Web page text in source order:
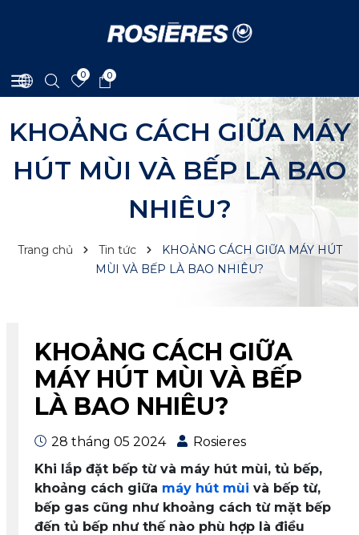
0 0
KHOẢNG CÁCH GIỮA MÁY
HÚT MÙI VÀ BẾP LÀ BAO
NHIÊU?
Trang chủ Tin tức
KHOẢNG CÁCH GIỮA MÁY HÚT
MÙI VÀ BẾP LÀ BAO NHIÊU?
KHOẢNG CÁCH GIỮA
MÁY HÚT MÙI VÀ BẾP
LÀ BAO NHIÊU?
28 tháng 05 2024
Rosieres
Khi lắp đặt bếp từ và máy hút mùi, tủ bếp,
khoảng cách giữa máy hút mùi và bếp từ,
bếp gas cũng như khoảng cách từ mặt bếp
đến tủ bếp như thế nào phù hợp là điều